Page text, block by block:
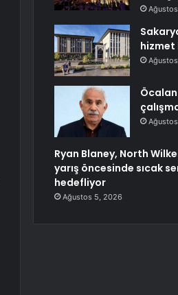
hizmet
Öcalan
Ryan Blaney, North
yarış öncesinde sıcak
hedefliyor
Ağustos 5, 2026